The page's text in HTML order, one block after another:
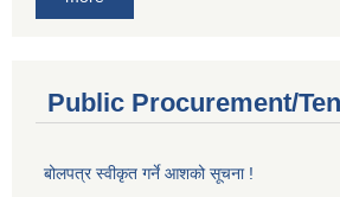
Public Procurement/
बोलपत्र स्वीकृत गर्ने आशको सूचना !